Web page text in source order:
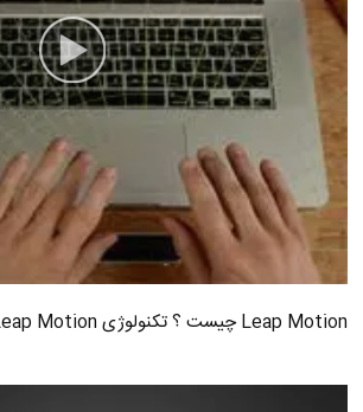
Leap Motion چیست ؟ تکنولوژی Leap Motion در لپ تاپ و PC